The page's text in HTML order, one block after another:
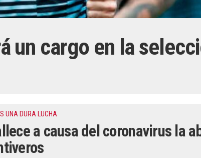
un cargo en la
UNA DURA LUCHA
a causa del coronavirus la